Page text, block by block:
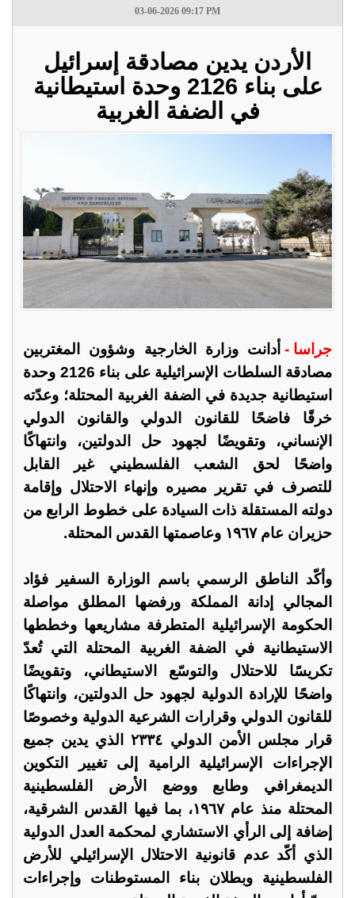
03-06-2026 09:17 PM
الأردن يدين مصادقة إسرائيل
على بناء 2126 وحدة استيطانية
في الضفة الغربية
جراسا - أدانت وزارة الخارجية وشؤون المغتربين
مصادقة السلطات الإسرائيلية على بناء 2126 وحدة
استيطانية جديدة في الضفة الغربية المحتلة؛ وعدّته
خرقًا فاضحًا للقانون الدولي والقانون الدولي
الإنساني، وتقويضًا لجهود حل الدولتين، وانتهاكًا
واضحًا لحق الشعب الفلسطيني غير القابل
للتصرف في تقرير مصيره وإنهاء الاحتلال وإقامة
دولته المستقلة ذات السيادة على خطوط الرابع من
حزيران عام ١٩٦٧ وعاصمتها القدس المحتلة.
وأكّد الناطق الرسمي باسم الوزارة السفير فؤاد
المجالي إدانة المملكة ورفضها المطلق مواصلة
الحكومة الإسرائيلية المتطرفة مشاريعها وخططها
الاستيطانية في الضفة الغربية المحتلة التي تُعدّ
تكريسًا للاحتلال والتوسّع الاستيطاني، وتقويضًا
واضحًا للإرادة الدولية لجهود حل الدولتين، وانتهاكًا
للقانون الدولي وقرارات الشرعية الدولية وخصوصًا
قرار مجلس الأمن الدولي ٢٣٣٤ الذي يدين جميع
الإجراءات الإسرائيلية الرامية إلى تغيير التكوين
الديمغرافي وطابع ووضع الأرض الفلسطينية
المحتلة منذ عام ١٩٦٧، بما فيها القدس الشرقية،
إضافة إلى الرأي الاستشاري لمحكمة العدل الدولية
الذي أكّد عدم قانونية الاحتلال الإسرائيلي للأرض
الفلسطينية وبطلان بناء المستوطنات وإجراءات